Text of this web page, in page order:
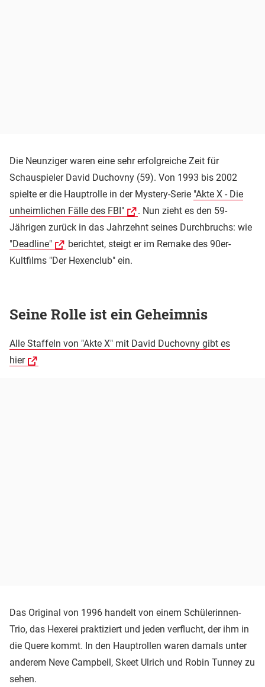
Die Neunziger waren eine sehr erfolgreiche Zeit für
Schauspieler David Duchovny (59). Von 1993 bis 2002
spielte er die Hauptrolle in der Mystery-Serie "Akte X - Die
unheimlichen Fälle des FBI"
. Nun zieht es den 59-
Jährigen zurück in das Jahrzehnt seines Durchbruchs: wie
"Deadline"
berichtet, steigt er im Remake des 90er-
Kultfilms "Der Hexenclub" ein.
Seine Rolle ist ein Geheimnis
Alle Staffeln von "Akte X" mit David Duchovny gibt es
hier
Das Original von 1996 handelt von einem Schülerinnen-
Trio, das Hexerei praktiziert und jeden verflucht, der ihm in
die Quere kommt. In den Hauptrollen waren damals unter
anderem Neve Campbell, Skeet Ulrich und Robin Tunney zu
sehen.